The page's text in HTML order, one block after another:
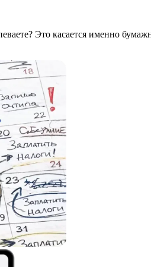
Это касается именно